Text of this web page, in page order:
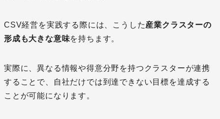
CSV経営を実践する際には、こうした産業クラスターの
形成も大きな意味を持ちます。
実際に、異なる情報や得意分野を持つクラスターが連携
することで、自社だけでは到達できない目標を達成する
ことが可能になります。